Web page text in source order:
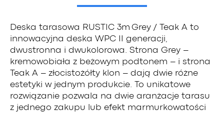
Deska tarasowa RUSTIC 3m Grey / Teak A to
innowacyjna deska WPC II generacji,
dwustronna i dwukolorowa. Strona Grey –
kremowobiała z beżowym podtonem – i strona
Teak A – złocistożółty klon – dają dwie różne
estetyki w jednym produkcie. To unikatowe
rozwiązanie pozwala na dwie aranżacje tarasu
z jednego zakupu lub efekt marmurkowatości